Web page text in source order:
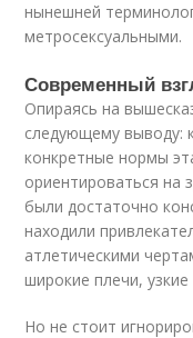
нынешней
метросексуальными.
Современный
Опираясь на
следующему выводу:
конкретные нормы
ориентироваться на
были достаточно
находили
атлетическими
широкие плечи,
Но не стоит